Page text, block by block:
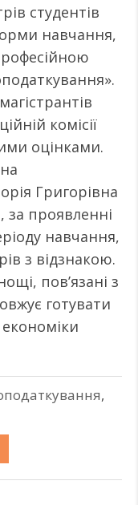
студентів
навчання,
комісії
оцінками.
Григорівна
за проявленні
навчання,
з відзнакою.
пов’язані з
готувати
економіки
,